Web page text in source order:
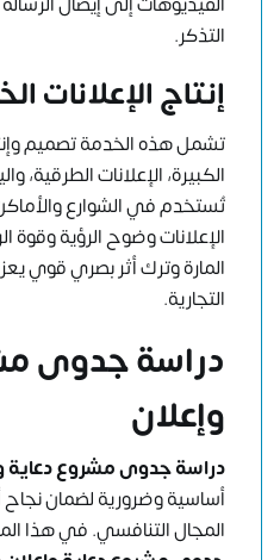
التذكر.
إنتاج الإعلانات
تشمل هذه الخدمة تصميم
الكبيرة، الإعلانات الطرقية،
تُستخدم في الشوارع
الإعلانات وضوح الرؤية وقوة
المارة وترك أثر بصري قوي
التجارية.
دراسة جدوى
وإعلان
دراسة جدوى مشروع دعاية
أساسية وضرورية لضمان
المجال التنافسي. في هذا